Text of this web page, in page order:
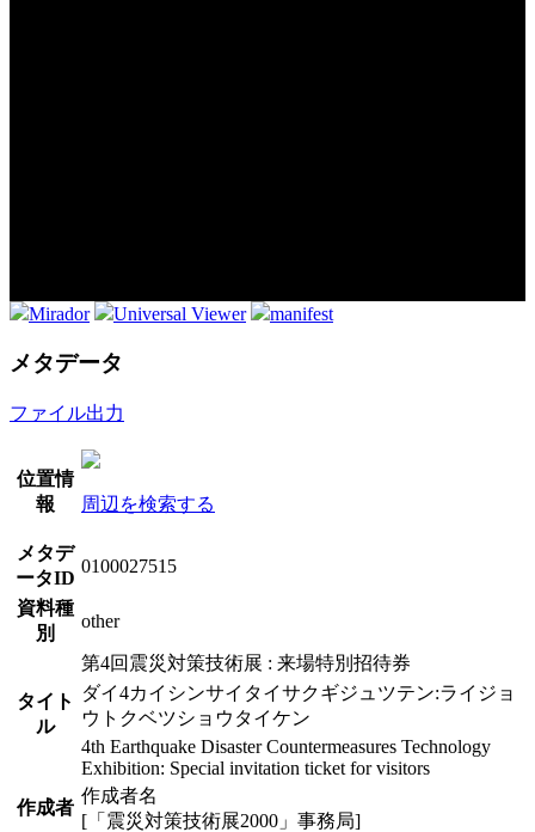
Mirador Universal Viewer manifest
メタデータ
ファイル出力
位置情
報
周辺を検索する
メタデ
ータID
0100027515
資料種
別
other
タイト
ル
第4回震災対策技術展 : 来場特別招待券
ダイ4カイシンサイタイサクギジュツテン:ライジョ
ウトクベツショウタイケン
4th Earthquake Disaster Countermeasures Technology
Exhibition: Special invitation ticket for visitors
作成者
作成者名
[「震災対策技術展2000」事務局]